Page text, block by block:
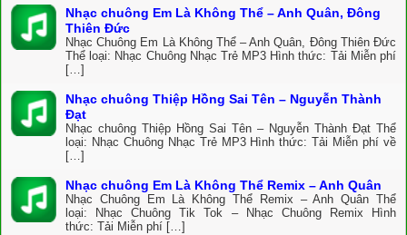
Nhạc chuông Em Là Không Thể – Anh Quân, Đông
Thiên Đức
Nhạc Chuông Em Là Không Thể – Anh Quân, Đông Thiên Đức
Thể loại: Nhạc Chuông Nhạc Trẻ MP3 Hình thức: Tải Miễn phí
[…]
Nhạc chuông Thiệp Hồng Sai Tên – Nguyễn Thành
Đạt
Nhạc chuông Thiệp Hồng Sai Tên – Nguyễn Thành Đạt Thể
loại: Nhạc Chuông Nhạc Trẻ MP3 Hình thức: Tải Miễn phí về
[…]
Nhạc chuông Em Là Không Thể Remix – Anh Quân
Nhạc Chuông Em Là Không Thể Remix – Anh Quân Thể
loại: Nhạc Chuông Tik Tok – Nhạc Chuông Remix Hình
thức: Tải Miễn phí […]